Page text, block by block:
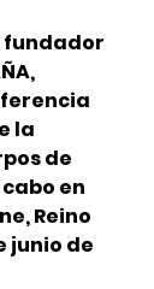
fundador
la
de
en
Reino
junio de